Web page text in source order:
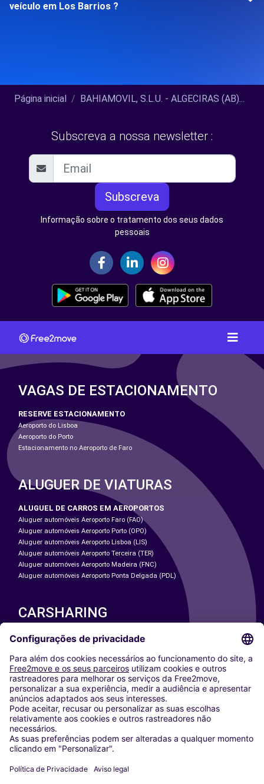
veículo em Los Barrios ?
Página inicial BAHIAMOVIL, S.L.U. - ALGECIRAS (AB)...
Subscreva a nossa newsletter :
Subscreva
Informação sobre o tratamento dos seus dados
pessoais
VAGAS DE ESTACIONAMENTO
RESERVE ESTACIONAMENTO
Aeroporto do Lisboa
Aeroporto do Porto
Estacionamento no Aeroporto de Faro
ALUGUER DE VIATURAS
ALUGUEL DE CARROS EM AEROPORTOS
Aluguer automóveis Aeroporto Faro (FAO)
Aluguer automóveis Aeroporto Porto (OPO)
Aluguer automóveis Aeroporto Lisboa (LIS)
Aluguer automóveis Aeroporto Terceira (TER)
Aluguer automóveis Aeroporto Madeira (FNC)
Aluguer automóveis Aeroporto Ponta Delgada (PDL)
CARSHARING
NOSSAS CIDADES
Washington DC
Milan
Rome
Turin
Vienna
Berlin
Cologne
Dusseldorf
Frankfurt
Munich